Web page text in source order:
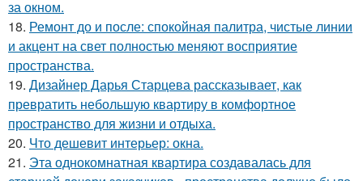
за окном.
18. Ремонт до и после: спокойная палитра, чистые линии
и акцент на свет полностью меняют восприятие
пространства.
19. Дизайнер Дарья Старцева рассказывает, как
превратить небольшую квартиру в комфортное
пространство для жизни и отдыха.
20. Что дешевит интерьер: окна.
21. Эта однокомнатная квартира создавалась для